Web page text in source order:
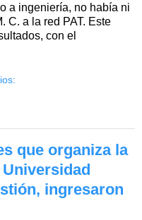
a ingeniería, no había ni
C. a la red PAT. Este
con el
que organiza la
ingresaron